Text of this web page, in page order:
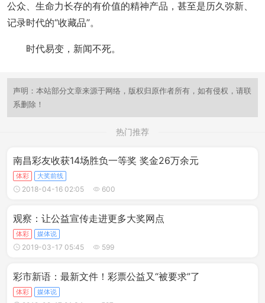
公众、生命力长存的有价值的精神产品，甚至是历久弥新、
记录时代的“收藏品”。
时代易变，新闻不死。
声明：本站部分文章来源于网络，版权归原作者所有，如有侵权，请联
系删除！
热门推荐
南昌彩友收获14场胜负一等奖 奖金26万余元
体彩 大奖前线
2018-04-16 02:05 600
观察：让公益宣传走进更多大奖网点
体彩 媒体说
2019-03-17 05:45 599
彩市新语：最新文件！彩票公益又“被要求”了
体彩 媒体说